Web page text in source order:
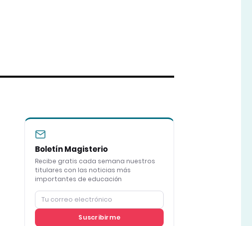
Boletín Magisterio
Recibe gratis cada semana nuestros
titulares con las noticias más
importantes de educación
Suscribirme